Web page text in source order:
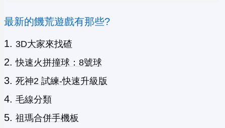
最新的饑荒遊戲有那些?
3D大家來找碴
快速火拼撞球：8號球
死神2 試練-快速升級版
毛線分類
祖瑪合併手機板